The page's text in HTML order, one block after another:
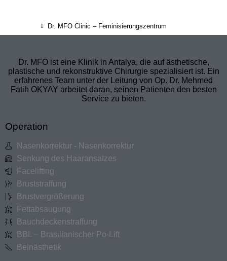
Dr. MFO Clinic – Feminisierungszentrum
Dr. MFO ist eine Klinik in Antalya, die auf ästhetische,
plastische und rekonstruktive Chirurgie spezialisiert ist. Ein
erfahrenes Team unter der Leitung von Op. Dr. Mehmed
Fatih OKYAY arbeitet daran, seinen Patienten den besten
Service zu bieten.
Operation
Nasenkorrektur - Nasenkorrektur
Senkung des Haaransatzes
Facelifting
Bruststraffung
Brustvergrößerung
Fettabsaugung
Bauchdeckenstraffung
BBL – Brasilianischer Po-Lift
Beinästhetik